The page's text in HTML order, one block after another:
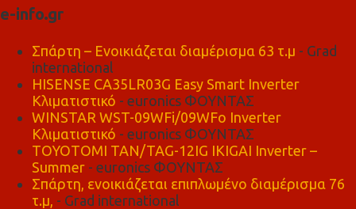
e-info.gr
Σπάρτη – Ενοικιάζεται διαμέρισμα 63 τ.μ - Grad
international
HISENSE CA35LR03G Easy Smart Inverter
Κλιματιστικό - euronics ΦΟΥΝΤΑΣ
WINSTAR WST-09WFi/09WFo Inverter
Κλιματιστικό - euronics ΦΟΥΝΤΑΣ
TOYOTOMI TAN/TAG-12IG IKIGAI Inverter –
Summer - euronics ΦΟΥΝΤΑΣ
Σπάρτη, ενοικιάζεται επιπλωμένο διαμέρισμα 76
τ.μ, - Grad international